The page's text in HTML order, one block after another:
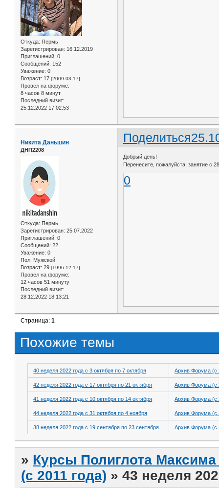
Откуда: Пермь
Зарегистрирован: 16.12.2019
Приглашений: 0
Сообщений: 152
Уважение: 0
Возраст: 17 [2009-03-17]
Провел на форуме:
8 часов 8 минут
Последний визит:
25.12.2022 17:02:53
Поделиться
Никита Даньшин
ДНП2208
Откуда: Пермь
Зарегистрирован: 25.07.2022
Приглашений: 0
Сообщений: 22
Уважение: 0
Пол: Мужской
Возраст: 29 [1996-12-17]
Провел на форуме:
12 часов 51 минуту
Последний визит:
28.12.2022 18:13:21
Добрый день!
Перенесите, пожалуйста, занятие с
0
Страница:1
Похожие темы
40 неделя 2022 года с 3 октября по 7 октября Архив Форума (с
42 неделя 2022 года с 17 октября по 21 октября Архив Форума (с
41 неделя 2022 года с 10 октября по 14 октября Архив Форума (с
44 неделя 2022 года с 31 октября по 4 ноября Архив Форума (с
38 неделя 2022 года с 19 сентября по 23 сентября Архив Форума (с
» Курсы Полиглота
(с 2011 года) »43 неделя